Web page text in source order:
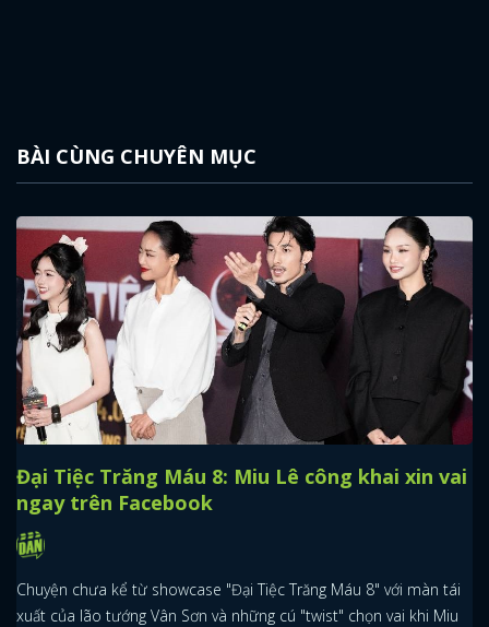
BÀI CÙNG CHUYÊN MỤC
Đại Tiệc Trăng Máu 8: Miu Lê công khai xin vai
ngay trên Facebook
Chuyện chưa kể từ showcase "Đại Tiệc Trăng Máu 8" với màn tái
xuất của lão tướng Vân Sơn và những cú "twist" chọn vai khi Miu